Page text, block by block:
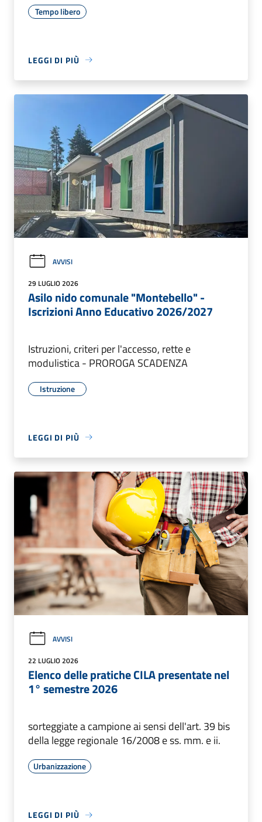
Tempo libero
LEGGI DI PIÙ
AVVISI
29 LUGLIO 2026
Asilo nido comunale "Montebello" -
Iscrizioni Anno Educativo 2026/2027
Istruzioni, criteri per l'accesso, rette e
modulistica - PROROGA SCADENZA
Istruzione
LEGGI DI PIÙ
AVVISI
22 LUGLIO 2026
Elenco delle pratiche CILA presentate nel
1° semestre 2026
sorteggiate a campione ai sensi dell'art. 39 bis
della legge regionale 16/2008 e ss. mm. e ii.
Urbanizzazione
LEGGI DI PIÙ